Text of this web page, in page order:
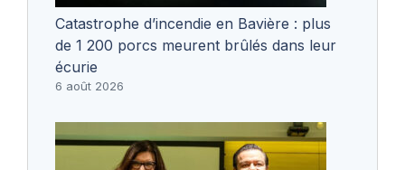
Catastrophe d’incendie en Bavière : plus
de 1 200 porcs meurent brûlés dans leur
écurie
6 août 2026